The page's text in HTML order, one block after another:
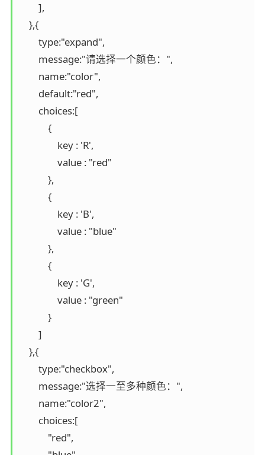
        ],
    },{
        type:"expand",
        message:"请选择一个颜色：",
        name:"color",
        default:"red",
        choices:[
            {
                key : 'R',
                value : "red"
            },
            {
                key : 'B',
                value : "blue"
            },
            {
                key : 'G',
                value : "green"
            }
        ]
    },{
        type:"checkbox",
        message:"选择一至多种颜色：",
        name:"color2",
        choices:[
            "red",